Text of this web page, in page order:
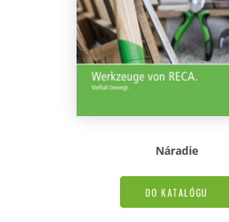
Náradie
DO KATALÓGU